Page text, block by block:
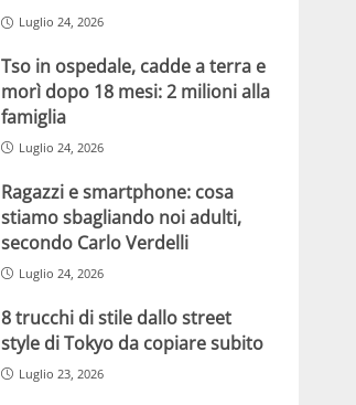
Luglio 24, 2026
Tso in ospedale, cadde a terra e
morì dopo 18 mesi: 2 milioni alla
famiglia
Luglio 24, 2026
Ragazzi e smartphone: cosa
stiamo sbagliando noi adulti,
secondo Carlo Verdelli
Luglio 24, 2026
8 trucchi di stile dallo street
style di Tokyo da copiare subito
Luglio 23, 2026